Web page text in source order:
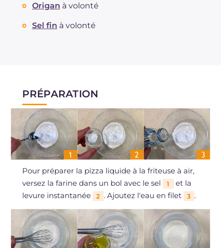
Origan à volonté
Sel fin à volonté
PRÉPARATION
Pour préparer la pizza liquide à la friteuse à air,
versez la farine dans un bol avec le sel
1
et la
levure instantanée
2 . Ajoutez l'eau en filet 3 .